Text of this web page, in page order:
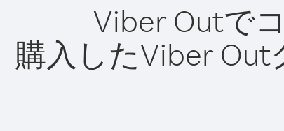
Viber Outで
購入したViber